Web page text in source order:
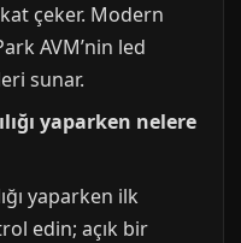
çeker. Modern
AVM’nin led
sunar.
yaparken nelere
yaparken ilk
edin; açık bir